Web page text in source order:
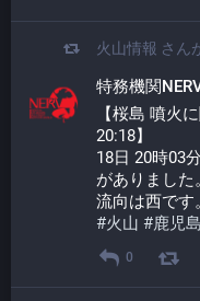
火山情報 さん
特務機関
【桜島 噴火
20:18】
18日 20時03
がありまし
流向は西です。
#火山 #鹿児
0